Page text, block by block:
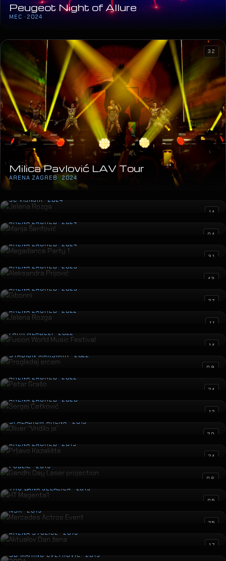
Peugeot Night of Allure
MEC · 2024
Milica Pavlović LAV Tour
ARENA ZAGREB · 2024
32
Jelena Rozga
ŠC VIŠNJIK · 2024
14
Marija Šerifović
ARENA ZAGREB · 2024
04
Megadance Party 1
ARENA ZAGREB · 2024
31
Aleksandra Prijović
ARENA ZAGREB · 2023
43
Gibonni
ARENA ZAGREB · 2023
27
Jelena Rozga
ARENA ZAGREB · 2022
11
Fusion World Music Festival
PARK MLADEŽI · 2022
14
Progledaj srcem
STADION MAKSIMIR · 2022
09
Petar Grašo
ARENA ZAGREB · 2022
24
Sergej Ćetković
ARENA ZAGREB · 2020
12
Oliver “Vridilo je”
SPALADIUM ARENA · 2019
20
Prljavo Kazalište
ARENA ZAGREB · 2019
24
Gandhi Day Laser projection
PUBLIC · 2019
06
HT Magenta1
TRG BANA JELAČIĆA · 2019
05
Mercedes Actros Event
NSK · 2019
25
Aktualov Dan žena
ARENA STOŽICE · 2019
17
DORA
SD MARINO CVETKOVIĆ · 2019